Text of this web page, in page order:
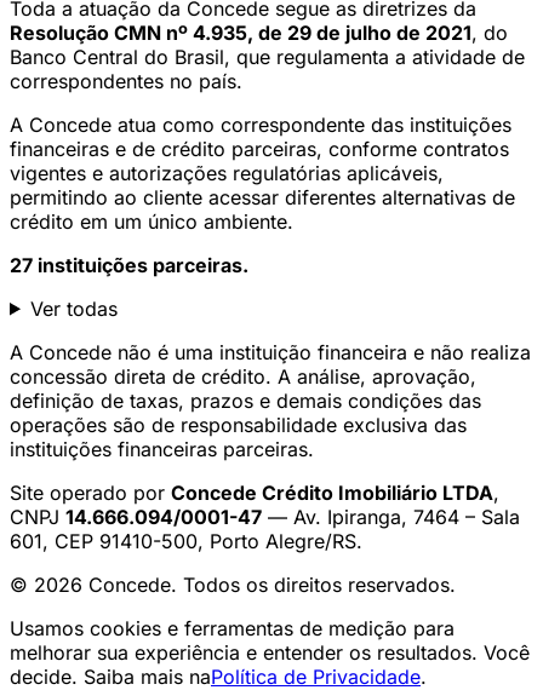
Toda a atuação da Concede segue as diretrizes da
Resolução CMN nº 4.935, de 29 de julho de 2021, do
Banco Central do Brasil, que regulamenta a atividade de
correspondentes no país.
A Concede atua como correspondente das instituições
financeiras e de crédito parceiras, conforme contratos
vigentes e autorizações regulatórias aplicáveis,
permitindo ao cliente acessar diferentes alternativas de
crédito em um único ambiente.
27 instituições parceiras.
Ver todas
A Concede não é uma instituição financeira e não realiza
concessão direta de crédito. A análise, aprovação,
definição de taxas, prazos e demais condições das
operações são de responsabilidade exclusiva das
instituições financeiras parceiras.
Site operado por Concede Crédito Imobiliário LTDA,
CNPJ 14.666.094/0001-47 — Av. Ipiranga, 7464 – Sala
601, CEP 91410-500, Porto Alegre/RS.
© 2026 Concede. Todos os direitos reservados.
Usamos cookies e ferramentas de medição para
melhorar sua experiência e entender os resultados. Você
decide. Saiba mais naPolítica de Privacidade.